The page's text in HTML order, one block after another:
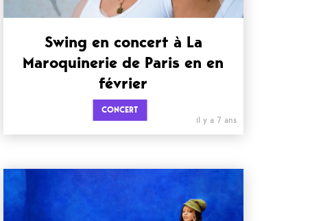
Swing en concert à La
Maroquinerie de Paris en en
février
CONCERT
il y a 7 ans